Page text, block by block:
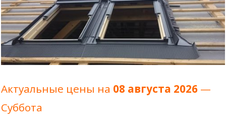
Актуальные цены на 08 августа 2026 —
Суббота